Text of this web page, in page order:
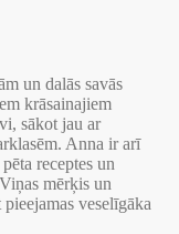
un dalās savās
krāsainajiem
sākot jau ar
Anna ir arī
receptes un
mērķis un
veselīgāka